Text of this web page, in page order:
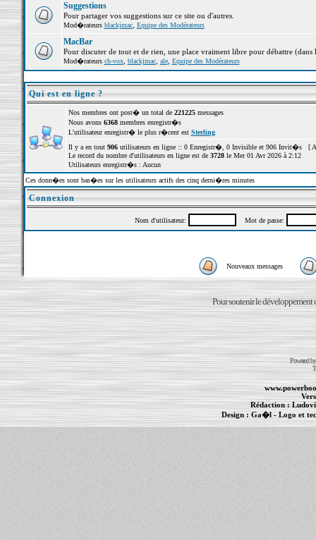
Suggestions
Pour partager vos suggestions sur ce site ou d'autres.
Mod�rateurs blackjmac, Equipe des Modérateurs
MacBar
Pour discuter de tout et de rien, une place vraiment libre pour débattre (dans
Mod�rateurs ch-vox, blackjmac, ale, Equipe des Modérateurs
Qui est en ligne ?
Nos membres ont post� un total de 221225messages
Nous avons 6368membres enregistr�s
L'utilisateur enregistr� le plus r�cent est Sterling
Il y a en tout 906utilisateurs en ligne :: 0 Enregistr�, 0 Invisible et 906 Invit�s [
Le record du nombre d'utilisateurs en ligne est de 3728le Mer 01 Avr 2026 à 2:12
Utilisateurs enregistr�s : Aucun
Ces donn�es sont bas�es sur les utilisateurs actifs des cinq derni�res minutes
Connexion
Nom d'utilisateur: Mot de passe:
Nouveaux messages
Pour soutenir le développement
Powered
Rédaction :
Design : Ga�l- Logo et